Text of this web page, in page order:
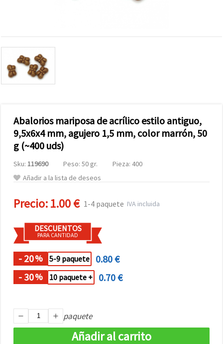
Abalorios mariposa de acrílico estilo antiguo,
9,5x6x4 mm, agujero 1,5 mm, color marrón, 50
g (~400 uds)
Sku: 119690 Peso: 50 gr.
Pieza: 400
Añadir a la lista de deseos
Precio:1.00 € 1-4 paquete IVA incluida
DESCUENTOS
PARA CANTIDAD
- 20% 5-9 paquete
0.80 €
- 30% 10 paquete + 0.70 €
paquete
Añadir al carrito